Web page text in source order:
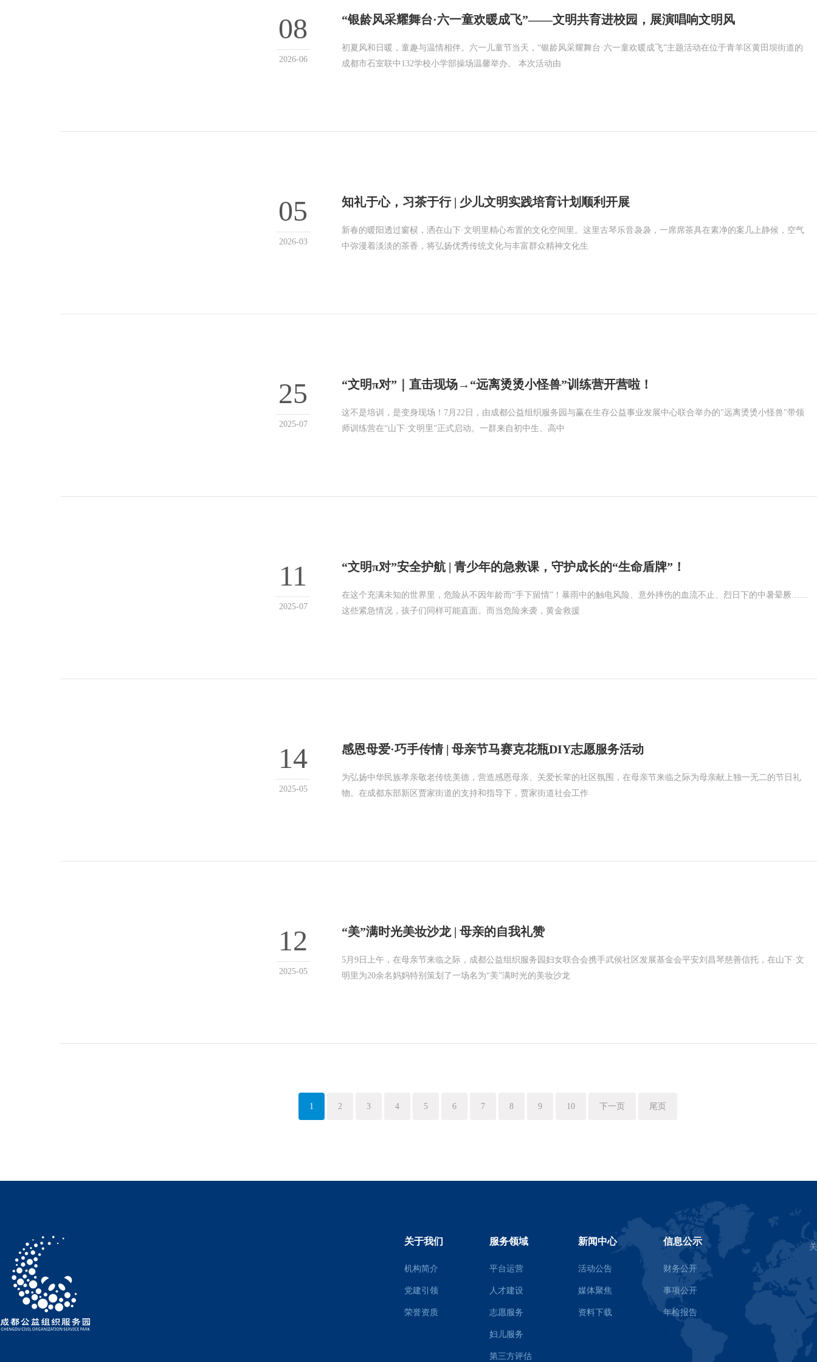
08
2026-06
“银龄风采耀舞台·六一童欢暖成飞”——文明共育进校园，展演唱响文明风
初夏风和日暖，童趣与温情相伴。六一儿童节当天，“银龄风采耀舞台·六一童欢暖成飞”主题活动在位于青羊区黄田坝街道的
成都市石室联中132学校小学部操场温馨举办。 本次活动由
05
2026-03
知礼于心，习茶于行 | 少儿文明实践培育计划顺利开展
新春的暖阳透过窗棂，洒在山下·文明里精心布置的文化空间里。这里古琴乐音袅袅，一席席茶具在素净的案几上静候，空气
中弥漫着淡淡的茶香，将弘扬优秀传统文化与丰富群众精神文化生
25
2025-07
“文明π对”｜直击现场→“远离烫烫小怪兽”训练营开营啦！
这不是培训，是变身现场！7月22日，由成都公益组织服务园与赢在生存公益事业发展中心联合举办的"远离烫烫小怪兽"带领
师训练营在“山下·文明里”正式启动。一群来自初中生、高中
11
2025-07
“文明π对”安全护航 | 青少年的急救课，守护成长的“生命盾牌”！
在这个充满未知的世界里，危险从不因年龄而“手下留情”！暴雨中的触电风险、意外摔伤的血流不止、烈日下的中暑晕厥……
这些紧急情况，孩子们同样可能直面。而当危险来袭，黄金救援
14
2025-05
感恩母爱·巧手传情 | 母亲节马赛克花瓶DIY志愿服务活动
为弘扬中华民族孝亲敬老传统美德，营造感恩母亲、关爱长辈的社区氛围，在母亲节来临之际为母亲献上独一无二的节日礼
物。在成都东部新区贾家街道的支持和指导下，贾家街道社会工作
12
2025-05
“美”满时光美妆沙龙 | 母亲的自我礼赞
5月9日上午，在母亲节来临之际，成都公益组织服务园妇女联合会携手武侯社区发展基金会平安刘昌琴慈善信托，在山下·文
明里为20余名妈妈特别策划了一场名为“美”满时光的美妆沙龙
1 2 3 4 5 6 7 8 9 10 下一页 尾页
关于我们
机构简介
党建引领
荣誉资质
服务领域
平台运营
人才建设
志愿服务
妇儿服务
第三方评估
新闻中心
活动公告
媒体聚焦
资料下载
信息公示
财务公开
事项公开
年检报告